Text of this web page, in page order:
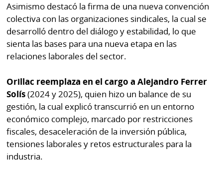
Asimismo destacó la firma de una nueva convención
colectiva con las organizaciones sindicales, la cual se
desarrolló dentro del diálogo y estabilidad, lo que
sienta las bases para una nueva etapa en las
relaciones laborales del sector.
Orillac reemplaza en el cargo a Alejandro Ferrer
Solís(2024 y 2025), quien hizo un balance de su
gestión, la cual explicó transcurrió en un entorno
económico complejo, marcado por restricciones
fiscales, desaceleración de la inversión pública,
tensiones laborales y retos estructurales para la
industria.